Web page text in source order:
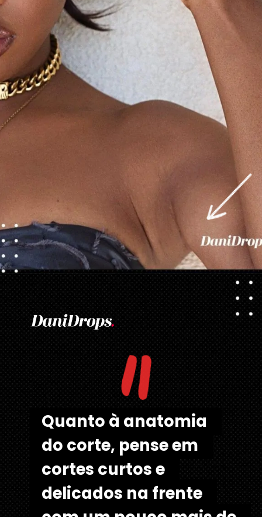
Opening
"
Quanto à anatomia
do corte, pense em
cortes curtos e
delicados na frente
Quanto à anatomia
do corte, pense em
cortes curtos e
delicados na frente